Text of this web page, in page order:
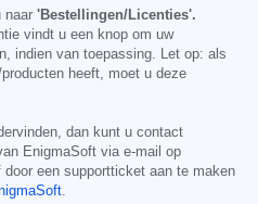
naar 'Bestellingen/Licenties'.
vindt u een knop om uw
indien van toepassing. Let op: als
heeft, moet u deze
dan kunt u contact
EnigmaSoft via e-mail op
door een supportticket aan te maken
.